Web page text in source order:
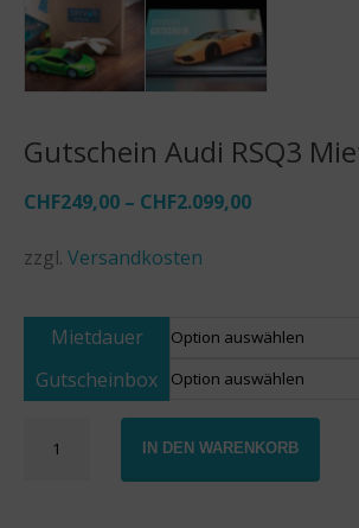
Gutschein Audi RSQ3
CHF249,00 – CHF2.099,00
zzgl. Versandkosten
Mietdauer
Gutscheinbox
IN DEN WARENKORB